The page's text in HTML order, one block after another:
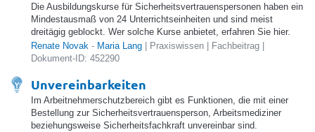
Die Ausbildungskurse für Sicherheitsvertrauenspersonen haben ein
Mindestausmaß von 24 Unterrichtseinheiten und sind meist
dreitägig geblockt. Wer solche Kurse anbietet, erfahren Sie hier.
Renate Novak - Maria Lang | Praxiswissen | Fachbeitrag |
Dokument-ID: 452290
Unvereinbarkeiten
Im Arbeitnehmerschutzbereich gibt es Funktionen, die mit einer
Bestellung zur Sicherheitsvertrauensperson, Arbeitsmediziner
beziehungsweise Sicherheitsfachkraft unvereinbar sind.